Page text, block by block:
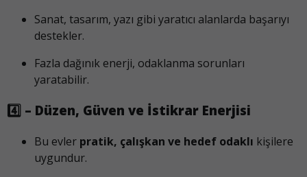
Sanat, tasarım, yazı gibi yaratıcı alanlarda başarıyı
destekler.
Fazla dağınık enerji, odaklanma sorunları
yaratabilir.
4️⃣ – Düzen, Güven ve İstikrar Enerjisi
Bu evler pratik, çalışkan ve hedef odaklı kişilere
uygundur.